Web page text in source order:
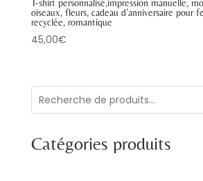
T-shirt personnalisé,impression manuelle,
oiseaux, fleurs, cadeau d’anniversaire pour
recyclée, romantique
45,00€
Catégories produits